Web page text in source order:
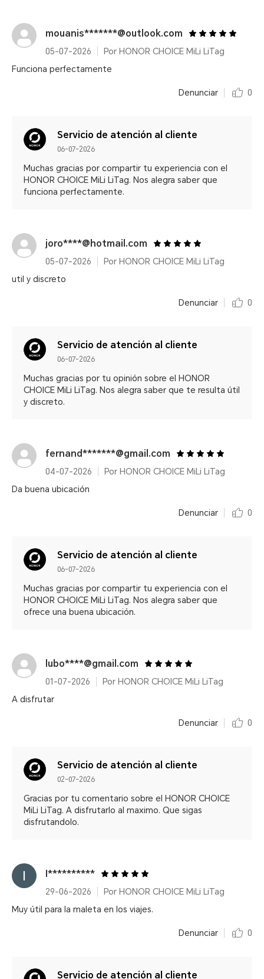
mouanis*******@outlook.com
05-07-2026
Por HONOR CHOICE MiLi LiTag
Funciona perfectamente
Denunciar 0
Servicio de atención al cliente
06-07-2026
Muchas gracias por compartir tu experiencia con el
HONOR CHOICE MiLi LiTag. Nos alegra saber que
funciona perfectamente.
joro****@hotmail.com
05-07-2026
Por HONOR CHOICE MiLi LiTag
util y discreto
Denunciar 0
Servicio de atención al cliente
06-07-2026
Muchas gracias por tu opinión sobre el HONOR
CHOICE MiLi LiTag. Nos alegra saber que te resulta útil
y discreto.
fernand*******@gmail.com
04-07-2026
Por HONOR CHOICE MiLi LiTag
Da buena ubicación
Denunciar 0
Servicio de atención al cliente
06-07-2026
Muchas gracias por compartir tu experiencia con el
HONOR CHOICE MiLi LiTag. Nos alegra saber que
ofrece una buena ubicación.
lubo****@gmail.com
01-07-2026
Por HONOR CHOICE MiLi LiTag
A disfrutar
Denunciar 0
Servicio de atención al cliente
02-07-2026
Gracias por tu comentario sobre el HONOR CHOICE
MiLi LiTag. A disfrutarlo al maximo. Que sigas
disfrutandolo.
I**********
29-06-2026
Por HONOR CHOICE MiLi LiTag
Muy útil para la maleta en los viajes.
Denunciar 0
Servicio de atención al cliente